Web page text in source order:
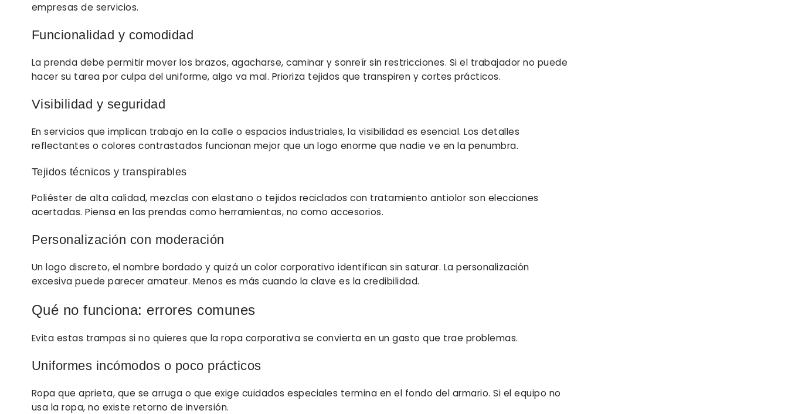
empresas de servicios.
Funcionalidad y comodidad
La prenda debe permitir mover los brazos, agacharse, caminar y sonreír sin restricciones. Si el trabajador no puede
hacer su tarea por culpa del uniforme, algo va mal. Prioriza tejidos que transpiren y cortes prácticos.
Visibilidad y seguridad
En servicios que implican trabajo en la calle o espacios industriales, la visibilidad es esencial. Los detalles
reflectantes o colores contrastados funcionan mejor que un logo enorme que nadie ve en la penumbra.
Tejidos técnicos y transpirables
Poliéster de alta calidad, mezclas con elastano o tejidos reciclados con tratamiento antiolor son elecciones
acertadas. Piensa en las prendas como herramientas, no como accesorios.
Personalización con moderación
Un logo discreto, el nombre bordado y quizá un color corporativo identifican sin saturar. La personalización
excesiva puede parecer amateur. Menos es más cuando la clave es la credibilidad.
Qué no funciona: errores comunes
Evita estas trampas si no quieres que la ropa corporativa se convierta en un gasto que trae problemas.
Uniformes incómodos o poco prácticos
Ropa que aprieta, que se arruga o que exige cuidados especiales termina en el fondo del armario. Si el equipo no
usa la ropa, no existe retorno de inversión.